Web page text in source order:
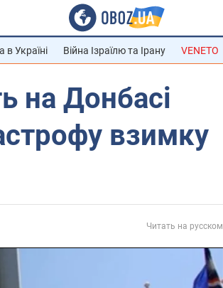
в Україні Війна Ізраїлю та Ірану VENETO
на Донбасі
взимку
Читать на русском